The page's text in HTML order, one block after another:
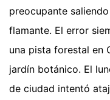
preocupante
flamante. El error
una pista forestal en
jardín botánico. El
de ciudad intentó